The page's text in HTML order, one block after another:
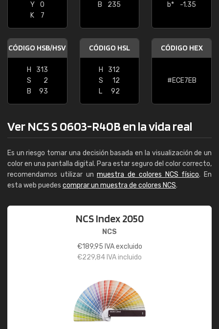
Y
0
K
7
B
235
b*
-1.35
CÓDIGO HSB/HSV
H
313
S
2
B
93
CÓDIGO HSL
H
312
S
12
L
92
CÓDIGO HEX
#ECE7EB
Ver NCS S 0603-R40B en la vida real
Es un riesgo tomar una decisión basada en la visualización de un
color en una pantalla digital. Para estar seguro del color correcto,
recomendamos utilizar unmuestra de colores NCS físico. En
esta web puedes comprar un muestra de colores NCS.
NCS Index 2050
NCS
€189,95 IVA excluido
€229,84 IVA incluido